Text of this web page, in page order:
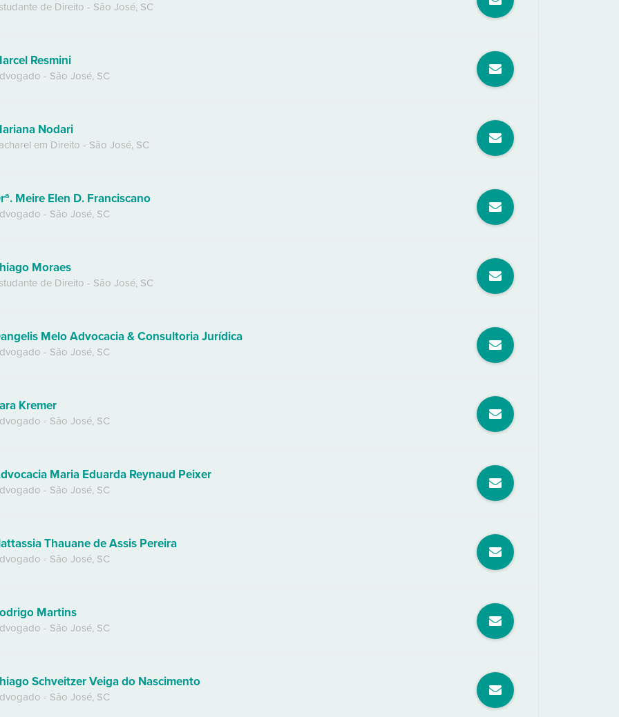
de Direito - São José, SC
Resmini
- São José, SC
Nodari
em Direito - São José, SC
Meire Elen D. Franciscano
- São José, SC
Moraes
de Direito - São José, SC
Melo Advocacia & Consultoria Jurídica
- São José, SC
Kremer
- São José, SC
Maria Eduarda Reynaud Peixer
- São José, SC
Thauane de Assis Pereira
- São José, SC
Martins
- São José, SC
Schveitzer Veiga do Nascimento
- São José, SC